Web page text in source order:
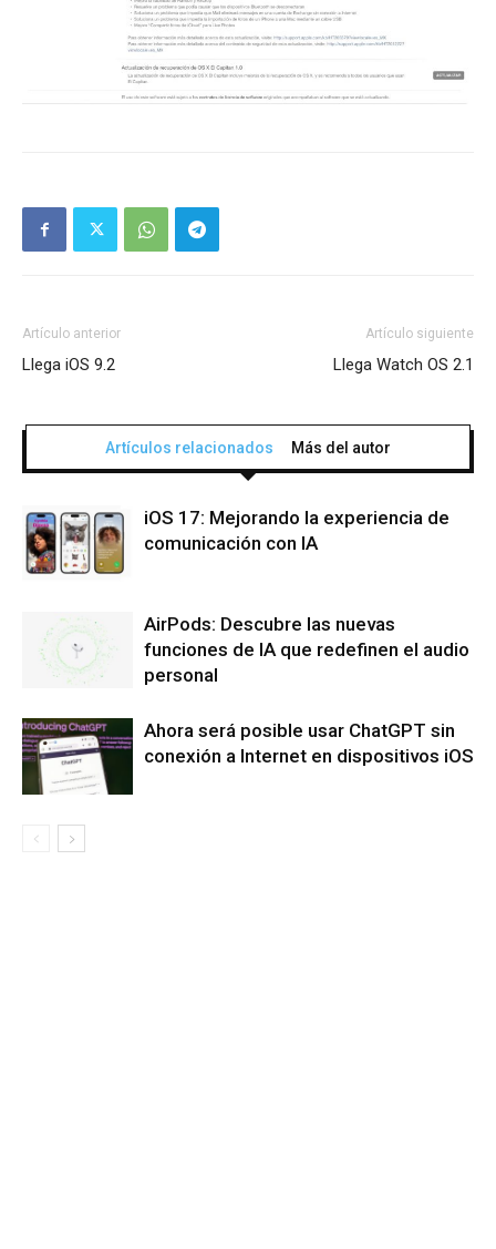
Artículo anterior
Llega iOS 9.2
Artículo siguiente
Llega Watch OS 2.1
Artículos relacionados Más del autor
iOS 17: Mejorando la experiencia de
comunicación con IA
AirPods: Descubre las nuevas
funciones de IA que redefinen el audio
personal
Ahora será posible usar ChatGPT sin
conexión a Internet en dispositivos iOS